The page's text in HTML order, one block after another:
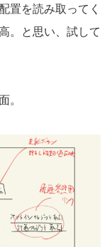
置を読み取ってく
。と思い、試して
。